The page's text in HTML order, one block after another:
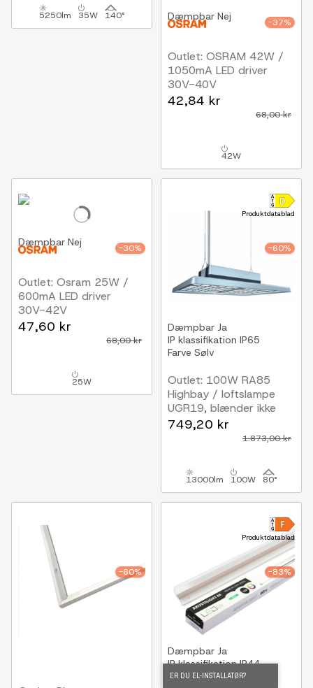
5250lm 35W 140°
-37%
Dæmpbar Nej
Outlet: OSRAM 42W /
1050mA LED driver
30V-40V
42,84 kr
68,00 kr
42W
-30%
Dæmpbar Nej
Outlet: Osram 25W /
600mA LED driver
30V-42V
47,60 kr
68,00 kr
25W
Produktdatablad
-60%
Dæmpbar Ja
IP klassifikation IP65
Farve Sølv
Outlet: 100W RA85
Highbay / loftslampe
UGR19, blænder ikke
749,20 kr
1.873,00 kr
13000lm 100W 80°
-60%
Produktdatablad
-83%
Dæmpbar Ja
IP klassifikationIP44
ER DU EL-INSTALLATØR?